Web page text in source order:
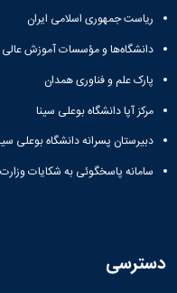
صنعت
کارآموزی
مراکز
مرتبط
بنیاد
نخبگان
شرکت
های
نامه ها
و
ریاست جمهوری اسلامی ایران
دانشگاه‌ها و مؤسسات آموزش عالی
پارک علم و فناوری همدان
مرکز آپا دانشگاه بوعلی سینا
دبیرستان پسرانه دانشگاه بوعلی
سامانه پاسخگوئی به شکایات
دسترسی